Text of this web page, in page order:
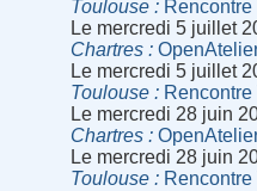
Toulouse
Rencontre
Le mercredi 5 juillet
Chartres
Le mercredi 5 juillet
Toulouse
Rencontre
Le mercredi 28 juin
Chartres
Le mercredi 28 juin
Toulouse
Rencontre